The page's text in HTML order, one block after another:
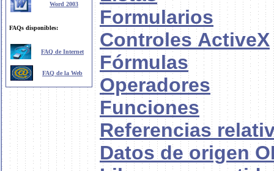
Word 2003
FAQs disponibles:
FAQ de Internet
FAQ de la Web
Formularios
Controles ActiveX
Fórmulas
Operadores
Funciones
Referencias
Datos de origen